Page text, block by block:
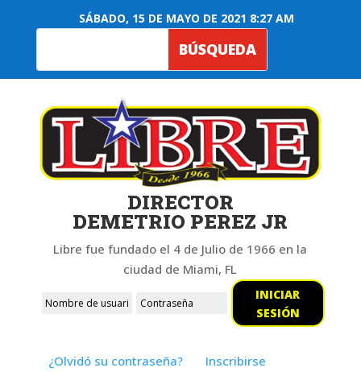
SÁBADO, 15 DE MAYO DE 2021 8:27 AM
DIRECTOR
DEMETRIO PEREZ JR
Libre fue fundado el 4 de Julio de 1966 en la
ciudad de Miami, FL
INICIAR
SESIÓN
¿Olvidó su contraseña? Inscribirse